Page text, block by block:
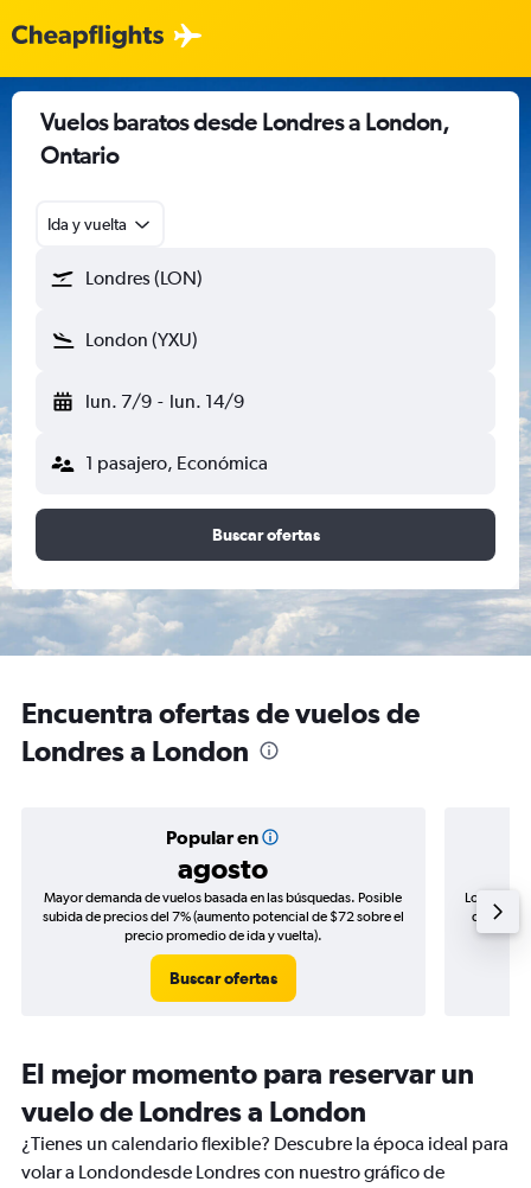
Vuelos baratos desde Londres a London,
Ontario
Ida y vuelta
Londres (LON)
London (YXU)
lun. 7/9 - lun. 14/9
1 pasajero, Económica
Buscar ofertas
Encuentra ofertas de vuelos de
Londres a London
Popular en
agosto
Mayor demanda de vuelos basada en las búsquedas. Posible
subida de precios del 7% (aumento potencial de $72 sobre el
precio promedio de ida y vuelta).
Buscar ofertas
Los
de
El mejor momento para reservar un
vuelo de Londres a London
¿Tienes un calendario flexible? Descubre la época ideal para
volar a Londondesde Londres con nuestro gráfico de